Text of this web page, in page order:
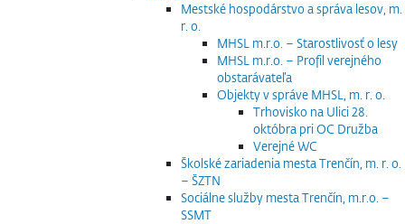
Mestské hospodárstvo a správa lesov, m.
r. o.
MHSL m.r.o. – Starostlivosť o lesy
MHSL m.r.o. – Profil verejného
obstarávateľa
Objekty v správe MHSL, m. r. o.
Trhovisko na Ulici 28.
októbra pri OC Družba
Verejné WC
Školské zariadenia mesta Trenčín, m. r. o.
– ŠZTN
Sociálne služby mesta Trenčín, m.r.o. –
SSMT